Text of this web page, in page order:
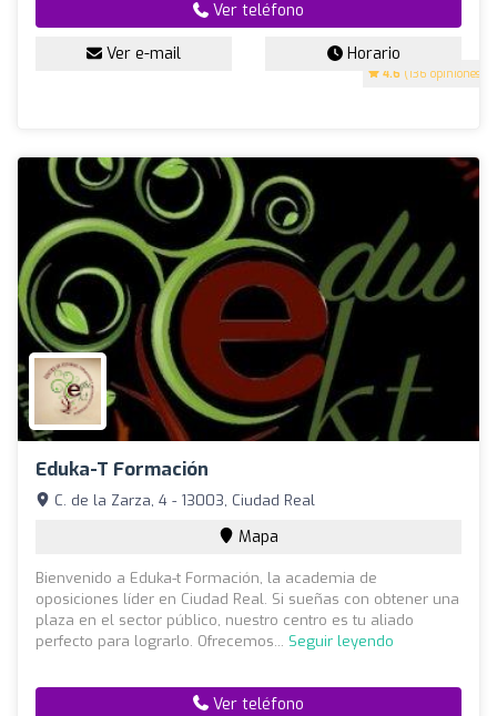
4.6 (136 opiniones)
Ver teléfono
Ver e-mail Horario
Eduka-T Formación
C. de la Zarza, 4 - 13003, Ciudad Real
Mapa
Bienvenido a Eduka-t Formación, la academia de
oposiciones líder en Ciudad Real. Si sueñas con obtener una
plaza en el sector público, nuestro centro es tu aliado
perfecto para lograrlo. Ofrecemos... Seguir leyendo
Ver teléfono